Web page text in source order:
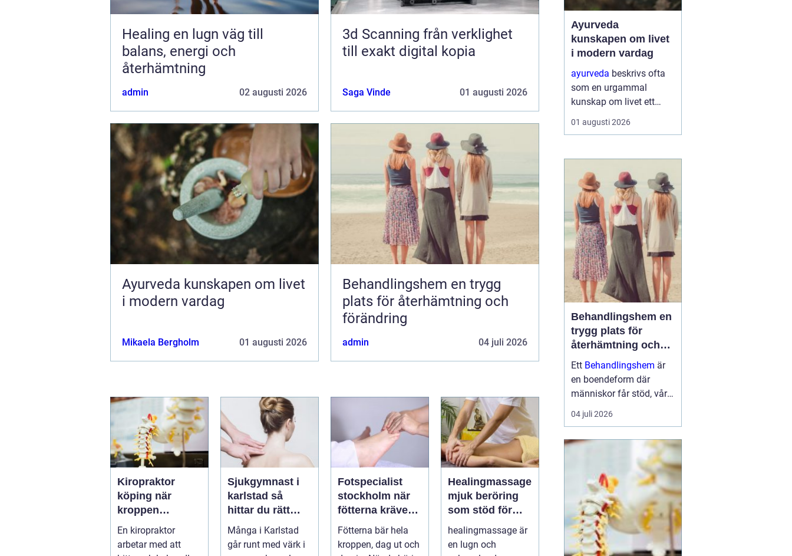
Healing en lugn väg till
balans, energi och
återhämtning
admin 02 augusti 2026
3d Scanning från verklighet
till exakt digital kopia
Saga Vinde 01 augusti 2026
Ayurveda kunskapen om livet
i modern vardag
Mikaela Bergholm 01 augusti 2026
Behandlingshem en trygg
plats för återhämtning och
förändring
admin 04 juli 2026
Kiropraktor
köping när
kroppen
behöver hjälp
tillbaka
En kiropraktor
arbetar med att
Sjukgymnast i
karlstad så
hittar du rätt
hjälp för
kroppen
Många i Karlstad
går runt med värk i
Fotspecialist
stockholm när
fötterna kräver
mer än vanliga
sulor
Fötterna bär hela
kroppen, dag ut och
Healingmassage
mjuk beröring
som stöd för
kropp och själ
healingmassage är
en lugn och
Ayurveda
kunskapen om livet
i modern vardag
ayurveda beskrivs ofta
som en urgammal
kunskap om livet ett
praktiskt system för
hälsa som förenar kropp,
stället för att enbart
fokusera på symptom
försöker ayurvedan
förstå varf...
01 augusti 2026
Behandlingshem en
trygg plats för
återhämtning och
förändring
Ett Behandlingshem är
en boendeform där
människor får stöd, vård
och struktur under en
period i livet när det
öppenvården inte räcker.
Målet är att skapa
trygghet, stabilitet och
förutsättni...
04 juli 2026